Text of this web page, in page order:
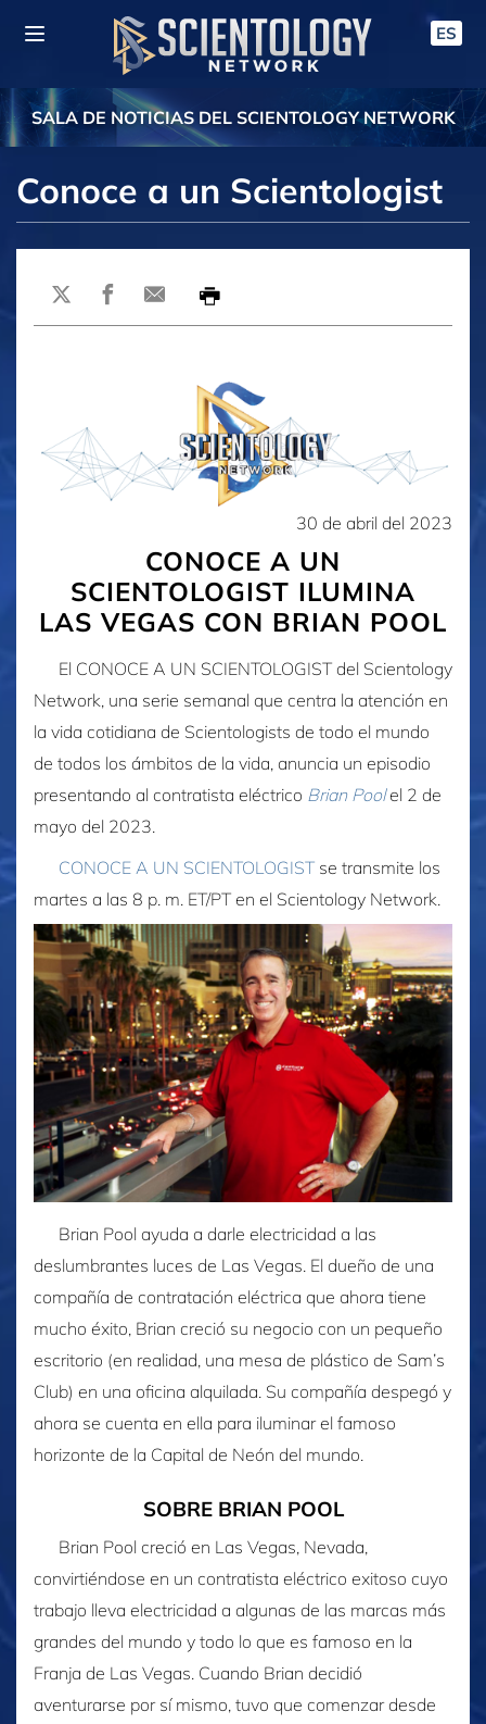
ES
SALA DE NOTICIAS DEL SCIENTOLOGY NETWORK
Conoce a un Scientologist
30 de abril del 2023
CONOCE A UN
SCIENTOLOGIST ILUMINA
LAS VEGAS CON BRIAN POOL
El CONOCE A UN SCIENTOLOGIST del Scientology
Network, una serie semanal que centra la atención en
la vida cotidiana de Scientologists de todo el mundo
de todos los ámbitos de la vida, anuncia un episodio
presentando al contratista eléctrico Brian Poolel 2 de
mayo del 2023.
CONOCE A UN SCIENTOLOGIST se transmite los
martes a las 8 p. m. ET/PT en el Scientology Network.
Brian Pool ayuda a darle electricidad a las
deslumbrantes luces de Las Vegas. El dueño de una
compañía de contratación eléctrica que ahora tiene
mucho éxito, Brian creció su negocio con un pequeño
escritorio (en realidad, una mesa de plástico de Sam’s
Club) en una oficina alquilada. Su compañía despegó y
ahora se cuenta en ella para iluminar el famoso
horizonte de la Capital de Neón del mundo.
SOBRE BRIAN POOL
Brian Pool creció en Las Vegas, Nevada,
convirtiéndose en un contratista eléctrico exitoso cuyo
trabajo lleva electricidad a algunas de las marcas más
grandes del mundo y todo lo que es famoso en la
Franja de Las Vegas. Cuando Brian decidió
aventurarse por sí mismo, tuvo que comenzar desde